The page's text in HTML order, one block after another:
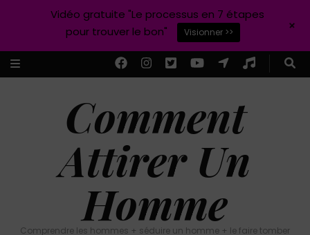
Comment
Attirer Un
Homme
Comprendre les hommes + séduire un homme + le faire tomber
Vidéo gratuite "Le processus en 7 étapes
pour trouver le bon"
Visionner >> +